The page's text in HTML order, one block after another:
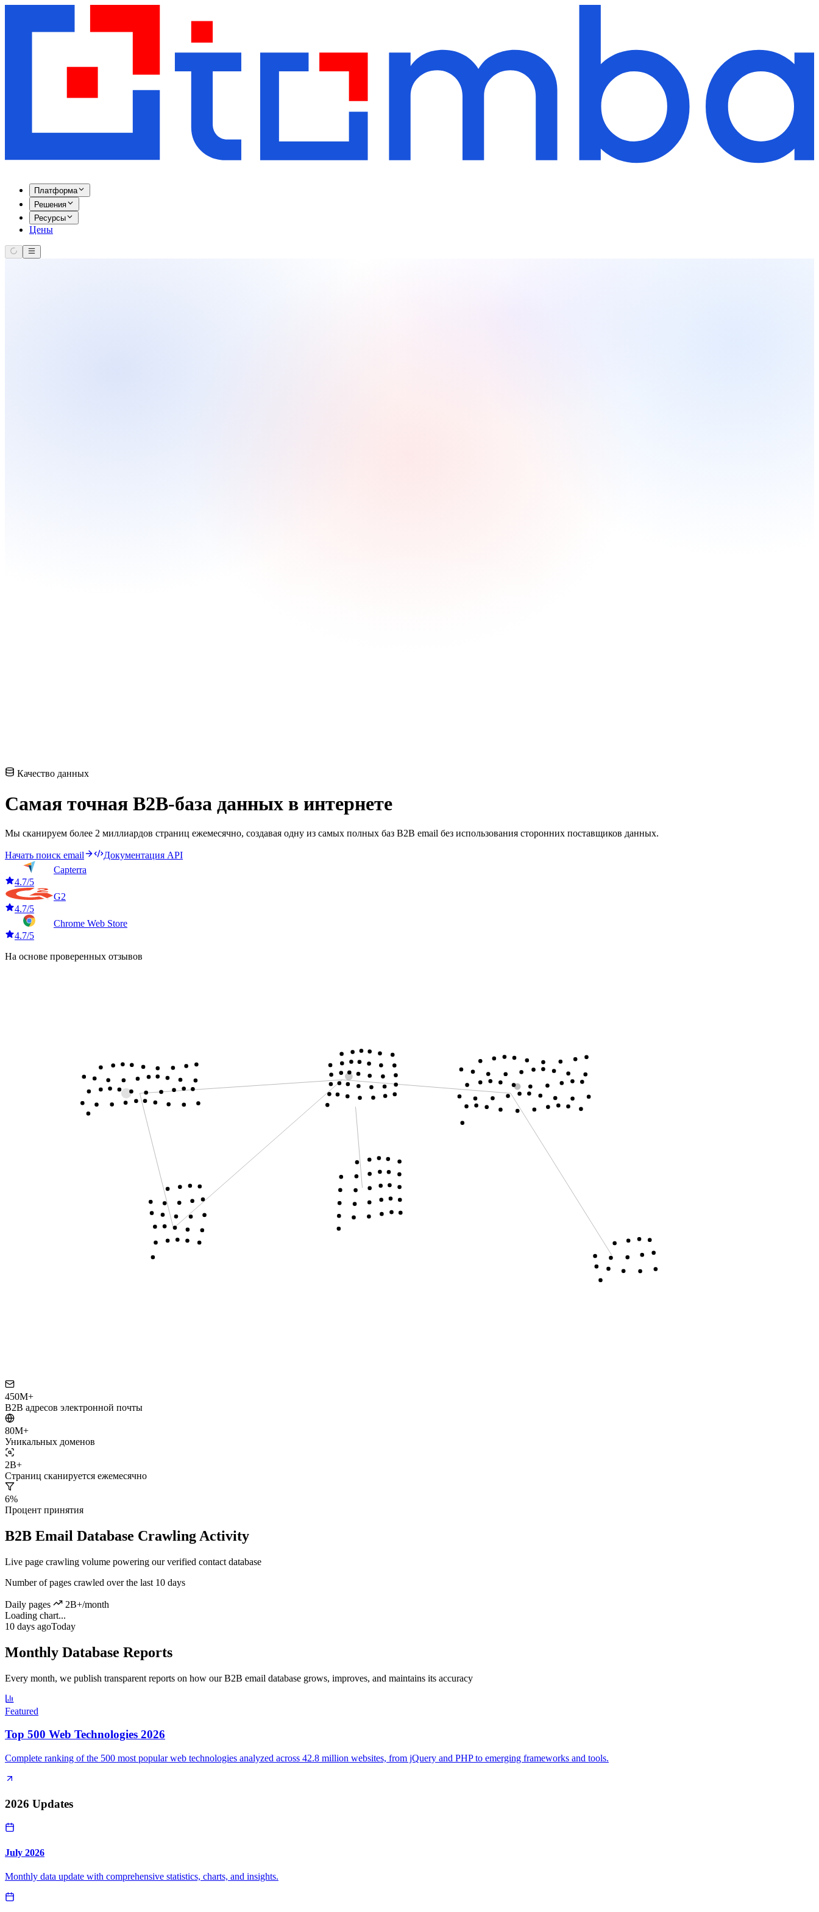
Платформа
Решения
Ресурсы
Цены
Качество данных
Самая точная B2B-база данных в интернете
Мы сканируем более 2 миллиардов страниц ежемесячно, создавая одну из самых полных баз B2B email без использования сторонних поставщиков данных.
Начать поиск email
Документация API
Capterra
4.7/5
G2
4.7/5
Chrome Web Store
4.7/5
На основе проверенных отзывов
450M+
B2B адресов электронной почты
80M+
Уникальных доменов
2B+
Страниц сканируется ежемесячно
6%
Процент принятия
B2B Email Database Crawling Activity
Live page crawling volume powering our verified contact database
Number of pages crawled over the last 10 days
Daily pages
2B+/month
Loading chart...
10 days agoToday
Monthly Database Reports
Every month, we publish transparent reports on how our B2B email database grows, improves, and maintains its accuracy
Featured
Top 500 Web Technologies 2026
Complete ranking of the 500 most popular web technologies analyzed across 42.8 million websites, from jQuery and PHP to emerging frameworks and tools.
2026 Updates
July 2026
Monthly data update with comprehensive statistics, charts, and insights.